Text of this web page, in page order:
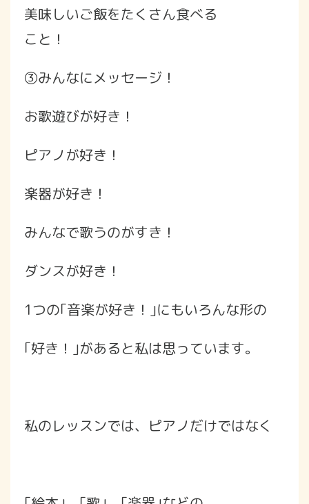
美味しいご飯をたくさん食べる
こと！
③みんなにメッセージ！
お歌遊びが好き！
ピアノが好き！
楽器が好き！
みんなで歌うのがすき！
ダンスが好き！
1つの｢音楽が好き！｣にもいろんな形の
｢好き！｣があると私は思っています。
私のレッスンでは、ピアノだけではなく